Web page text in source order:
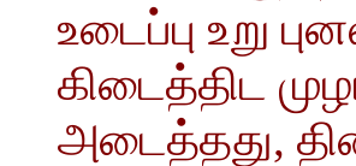
உடைப்பு உறு
கிடைத்திட
அடைத்தது,